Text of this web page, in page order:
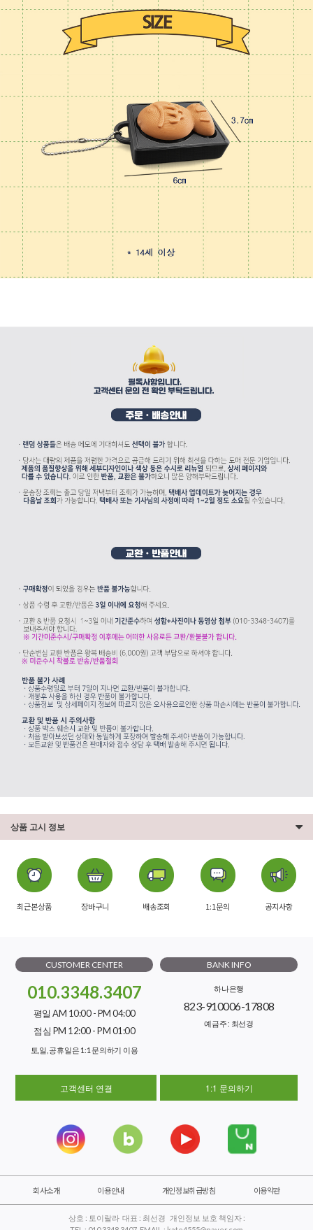
상품 고시 정보
최근본상품 장바구니 배송조회 1:1문의 공지사항
CUSTOMER CENTER
010.3348.3407
평일 AM 10:00 - PM 04:00
점심 PM 12:00 - PM 01:00
토,일, 공휴일은 1:1 문의하기 이용
BANK INFO
하나은행
823-910006-17808
예금주 : 최선경
고객센터 연결 1:1 문의하기
회사소개 이용안내 개인정보취급방침 이용약관
상호 : 토이랄라 대표 : 최선경 개인정보 보호 책임자 :